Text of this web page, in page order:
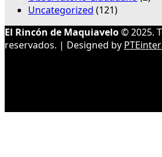
Uncategorized (121)
El Rincón de Maquiavelo© 2025.
reservados. | Designed by